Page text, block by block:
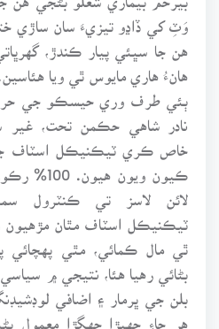
وَٽِ کي ڏاڍو تيزيءَ سان ساڙي
هن جا سڀئي پيار ڪندڙ،
هانءُ هاري مايوس ٿي ويا هئاسين.
ٻئي طرف وري حيسڪو جي
نادر شاهي حڪمن تحت، غير
خاص ڪري ٽيڪنيڪل اسٽاف
ڪيون ويون
لائن لاسز تي ڪنٽرول
ٽيڪنيڪل اسٽاف مٿان مڙهيون
ٿي مال ڪمائي، مٿي پهچائي
بڻائي رهيا هئا، نتيجي ۾
بلن جي ڀرمار ۽ اضافي
هر جاءِ جهيڙا جهڳڙا معمول